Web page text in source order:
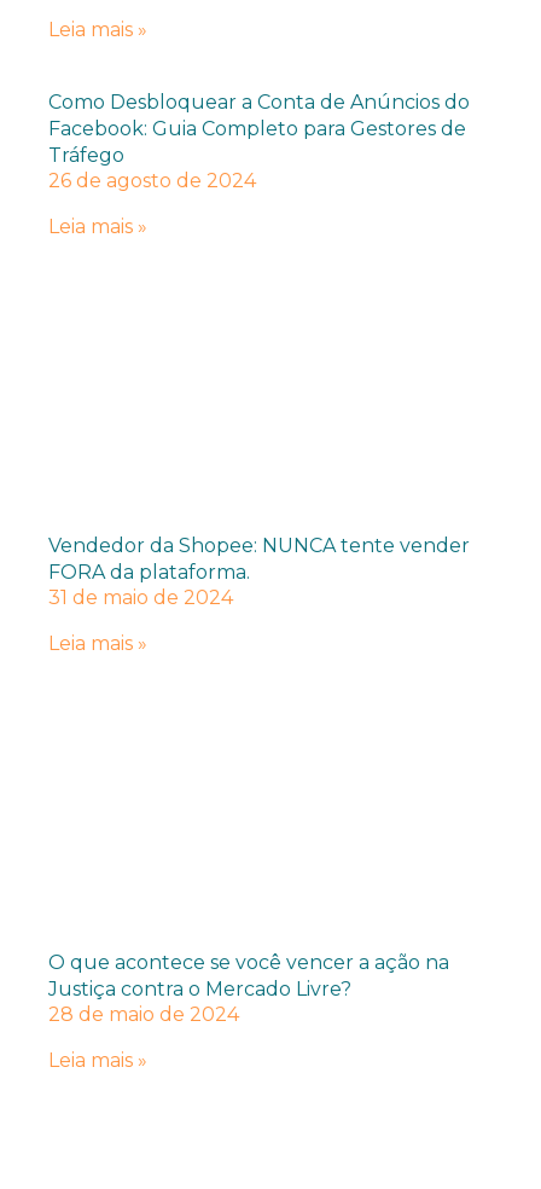
Leia mais »
Como Desbloquear a Conta de Anúncios do
Facebook: Guia Completo para Gestores de
Tráfego
26 de agosto de 2024
Leia mais »
Vendedor da Shopee: NUNCA tente vender
FORA da plataforma.
31 de maio de 2024
Leia mais »
O que acontece se você vencer a ação na
Justiça contra o Mercado Livre?
28 de maio de 2024
Leia mais »